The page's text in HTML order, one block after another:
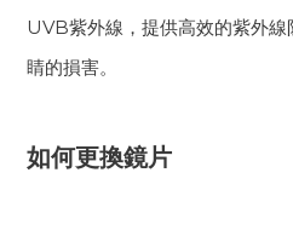
UVB紫外線，提供高效的紫外
睛的損害。
如何更換鏡片